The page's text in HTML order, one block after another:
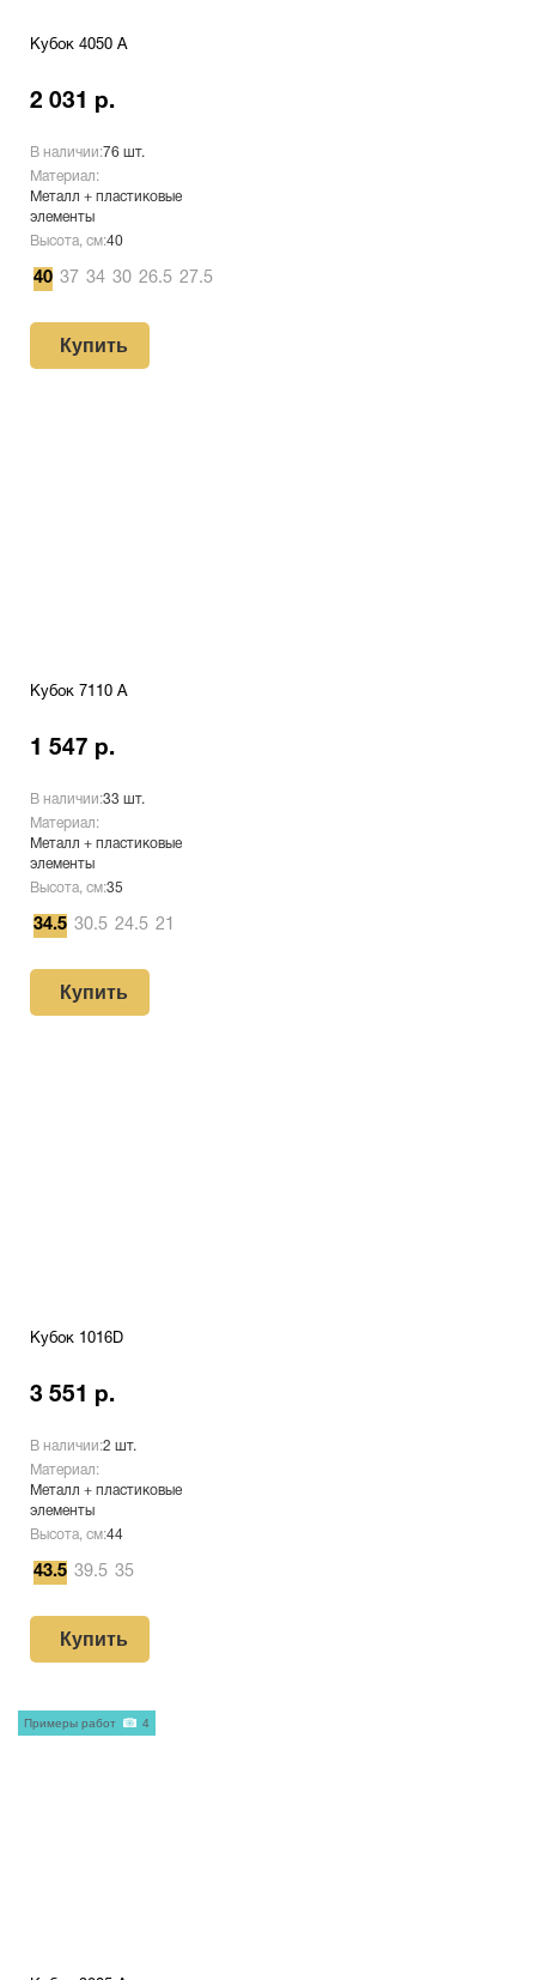
Кубок 4050 A
2 031 р.
В наличии:76 шт.
Материал:
Металл + пластиковые
элементы
Высота, см:40
40 37 34 30 26.5 27.5
Купить
Кубок 7110 A
1 547 р.
В наличии:33 шт.
Материал:
Металл + пластиковые
элементы
Высота, см:35
34.5 30.5 24.5 21
Купить
Кубок 1016D
3 551 р.
В наличии:2 шт.
Материал:
Металл + пластиковые
элементы
Высота, см:44
43.5 39.5 35
Купить
Примеры работ 4